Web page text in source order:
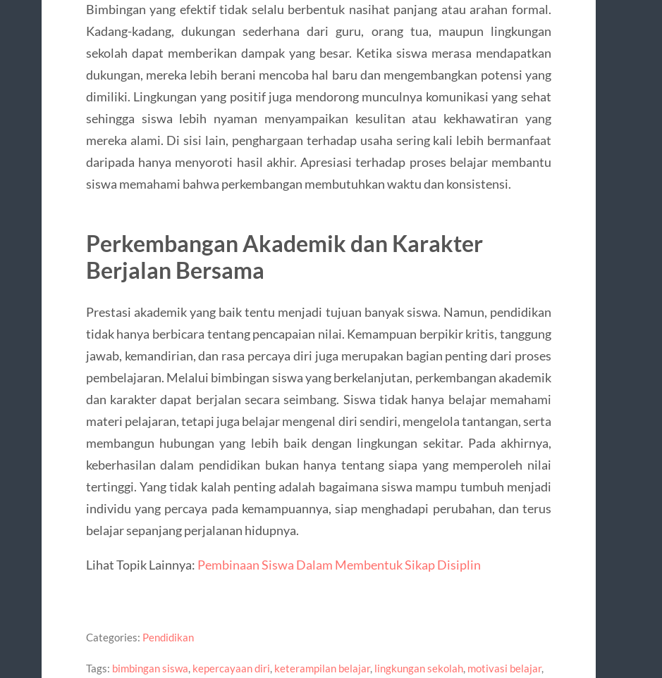
Bimbingan yang efektif tidak selalu berbentuk nasihat panjang atau arahan formal.
Kadang-kadang, dukungan sederhana dari guru, orang tua, maupun lingkungan
sekolah dapat memberikan dampak yang besar. Ketika siswa merasa mendapatkan
dukungan, mereka lebih berani mencoba hal baru dan mengembangkan potensi yang
dimiliki. Lingkungan yang positif juga mendorong munculnya komunikasi yang sehat
sehingga siswa lebih nyaman menyampaikan kesulitan atau kekhawatiran yang
mereka alami. Di sisi lain, penghargaan terhadap usaha sering kali lebih bermanfaat
daripada hanya menyoroti hasil akhir. Apresiasi terhadap proses belajar membantu
siswa memahami bahwa perkembangan membutuhkan waktu dan konsistensi.
Perkembangan Akademik dan Karakter
Berjalan Bersama
Prestasi akademik yang baik tentu menjadi tujuan banyak siswa. Namun, pendidikan
tidak hanya berbicara tentang pencapaian nilai. Kemampuan berpikir kritis, tanggung
jawab, kemandirian, dan rasa percaya diri juga merupakan bagian penting dari proses
pembelajaran. Melalui bimbingan siswa yang berkelanjutan, perkembangan akademik
dan karakter dapat berjalan secara seimbang. Siswa tidak hanya belajar memahami
materi pelajaran, tetapi juga belajar mengenal diri sendiri, mengelola tantangan, serta
membangun hubungan yang lebih baik dengan lingkungan sekitar. Pada akhirnya,
keberhasilan dalam pendidikan bukan hanya tentang siapa yang memperoleh nilai
tertinggi. Yang tidak kalah penting adalah bagaimana siswa mampu tumbuh menjadi
individu yang percaya pada kemampuannya, siap menghadapi perubahan, dan terus
belajar sepanjang perjalanan hidupnya.
Lihat Topik Lainnya: Pembinaan Siswa Dalam Membentuk Sikap Disiplin
Categories: Pendidikan
Tags: bimbingan siswa, kepercayaan diri, keterampilan belajar, lingkungan sekolah, motivasi belajar,